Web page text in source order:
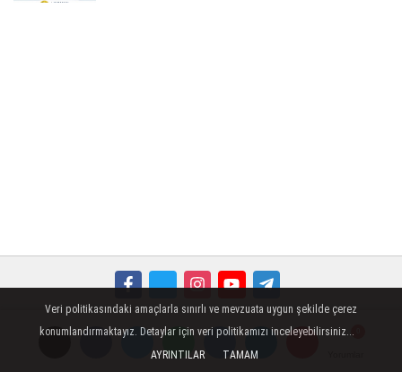
Künye İletişim Çerez Politikası Gizlilik İlkeleri
Veri politikasındaki amaçlarla sınırlı ve mevzuata uygun şekilde çerez
konumlandırmaktayız. Detaylar için veri politikamızı inceleyebilirsiniz...
AYRINTILAR
TAMAM